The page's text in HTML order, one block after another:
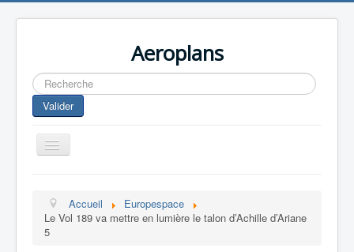
Aeroplans
Rechercher
Valider
Toggle
Navigation
Aviation Commerciale
Aviation d'Affaire
Accueil
Europespace
Le Vol 189 va mettre en lumière le talon d’Achille d’Ariane
5